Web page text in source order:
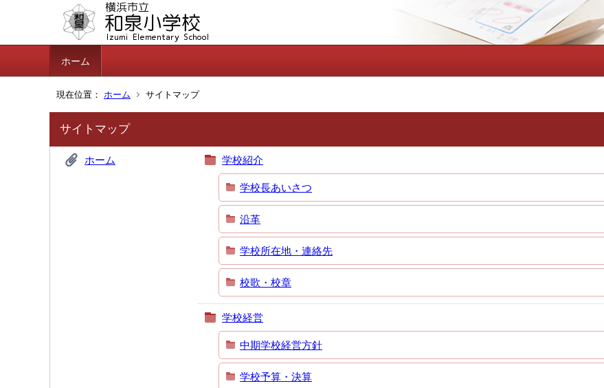
ホーム
現在位置： ホーム サイトマップ
サイトマップ
ホーム 学校紹介
学校長あいさつ
沿革
学校所在地・連絡先
校歌・校章
学校経営
中期学校経営方針
学校予算・決算